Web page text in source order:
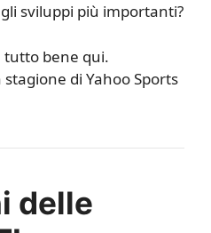
sviluppi più importanti?
tutto bene qui.
di Yahoo Sports
delle